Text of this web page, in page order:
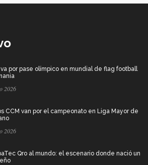
va por pase olímpico en mundial de flag football
2026
CCM van por el campeonato en Liga Mayor de
2026
Qro al mundo: el escenario donde nació un